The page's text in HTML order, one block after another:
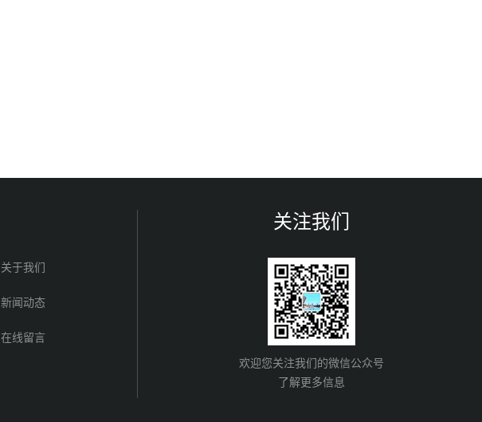
关于我们
新闻动态
在线留言
关注我们
欢迎您关注我们的微信公众号
了解更多信息